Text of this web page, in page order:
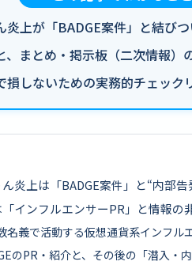
炎上が「BADGE案件」と結び
、まとめ・掲示板（二次情報）
損しないための実務的チェック
炎上は「BADGE案件」と“内部
インフルエンサーPR」と情報の
名義で活動する仮想通貨系インフル
のPR・紹介と、その後の「潜入・